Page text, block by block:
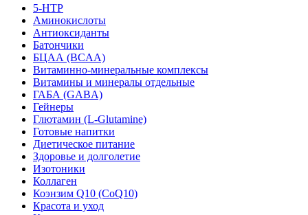
5-HTP
Аминокислоты
Антиоксиданты
Батончики
БЦАА (BCAA)
Витаминно-минеральные комплексы
Витамины и минералы отдельные
ГАБА (GABA)
Гейнеры
Глютамин (L-Glutamine)
Готовые напитки
Диетическое питание
Здоровье и долголетие
Изотоники
Коллаген
Коэнзим Q10 (CoQ10)
Красота и уход